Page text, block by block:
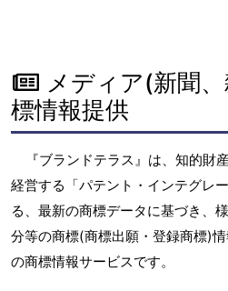
メディア(新聞
標情報提供
『ブランドテラス』は、知的財
経営する「パテント・インテグレ
る、最新の商標データに基づき、
分等の商標(商標出願・登録商標)
の商標情報サービスです。